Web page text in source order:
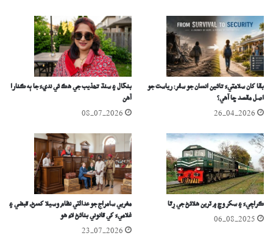
بقا کان سلامتيءَ تائين انسان جو سفر: رياست جو
اصل مقصد ڇا آھي؟
26-04-2026
بنگال ۽ سنڌ تھذيب جي هڪ ئي نديءَ جا ٻه ڪنارا
آهن
08-07-2026
ڪراچيءَ ۽ سکر وچ ۾ ٽرين هلائڻ جي رِٿا
06-08-2025
مغربي سامراج جو عدالتي نظام وسيلا کسڻ، قبضي ۽
غلاميءَ کي قانوني بنائڻ لاءِ ھو
23-07-2026